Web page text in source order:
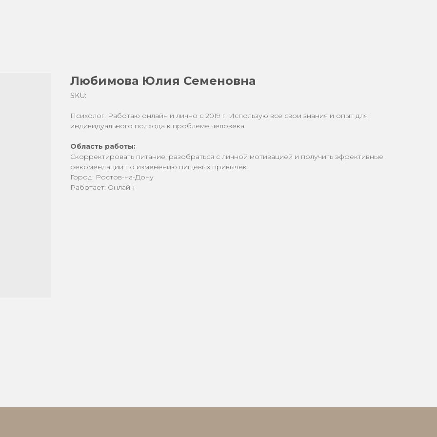
Любимова Юлия Семеновна
SKU:
Психолог. Работаю онлайн и лично с 2019 г. Использую все свои знания и опыт для
индивидуального подхода к проблеме человека.
Область работы:
Скорректировать питание, разобраться с личной мотивацией и получить эффективные
рекомендации по изменению пищевых привычек.
Город: Ростов-на-Дону
Работает: Онлайн